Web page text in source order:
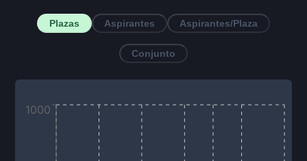
Plazas Aspirantes Aspirantes/Plaza
Conjunto
1000